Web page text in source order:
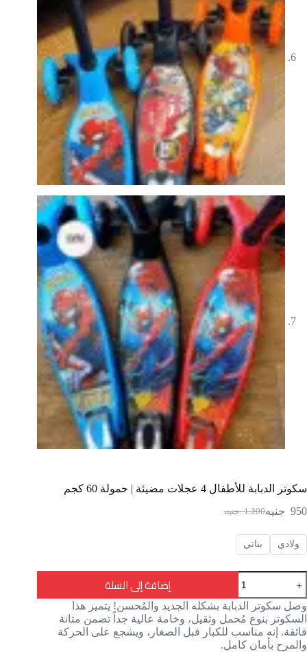
سكوتر الدبابة للأطفال 4 عجلات مضيئة | حمولة 60 كجم
1.200 جنيه 950 جنيه
ولادي بناتي
إضافة إلى السلة
وصل سكوتر الدبابة بشكله الجديد والمُحسن! يتميز هذا
السكوتر بنوع مُحمل وثقيل، وخامة عالية جداً تضمن متانة
فائقة. إنه مناسب للكبار قبل الصغار، ويشجع على الحركة
والمرح بأمان كامل.